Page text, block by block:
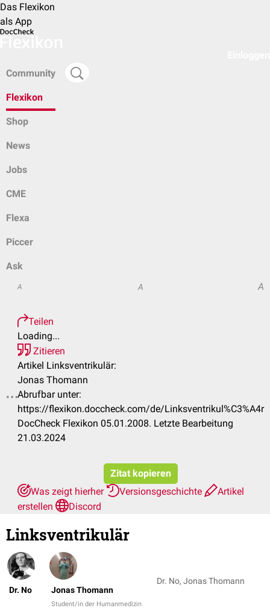
Das Flexikon
als App
Community
Flexikon
Shop
News
Jobs
CME
Flexa
Piccer
Ask
A A A
Teilen
Loading...
Zitieren
Artikel Linksventrikulär:
Jonas Thomann
Abrufbar unter:
https://flexikon.doccheck.com/de/Linksventrikul%C3%A4r
DocCheck Flexikon 05.01.2008. Letzte Bearbeitung
21.03.2024
Zitat kopieren
Was zeigt hierher
Versionsgeschichte
Artikel
erstellen
Discord
Linksventrikulär
Dr. No Jonas Thomann
Student/in der Humanmedizin
Dr. No, Jonas Thomann